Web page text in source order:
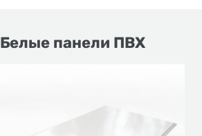
Белые панели ПВХ